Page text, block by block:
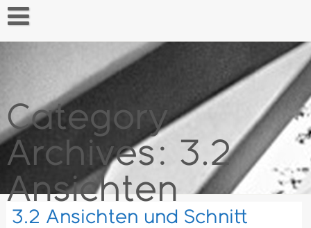
Skip
to
content
Category
Archives: 3.2
Ansichten
3.2 Ansichten und Schnitt